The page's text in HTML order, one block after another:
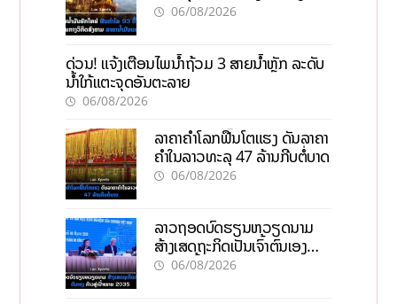
ລາຄານໍ້າມັນແພງ
06/08/2026
ດ່ວນ! ແຈ້ງເຕືອນໄພນໍ້າຖ້ວມ 3 ສາຍນໍ້າຫຼັກ ລະດັບ
ນໍ້າໃກ້ແຕະຈຸດອັນຕະລາຍ
06/08/2026
ລາຄາຄຳໂລກຟື້ນໂຕແຮງ ດັນລາຄາ
ຄຳໃນລາວທະລຸ 47 ລ້ານກີບຕໍ່ບາດ
06/08/2026
ລາວຖອດບົດຮຽນຫວຽດນາມ
ສ້າງເສດຖະກິດເປັນເຈົ້າຕົນເອງ
ກ້າວສູ່ເປົ້າໝາຍ 2035
06/08/2026